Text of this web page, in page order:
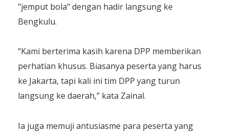
"jemput bola" dengan hadir langsung ke
Bengkulu.
​“Kami berterima kasih karena DPP memberikan
perhatian khusus. Biasanya peserta yang harus
ke Jakarta, tapi kali ini tim DPP yang turun
langsung ke daerah,” kata Zainal.
​Ia juga memuji antusiasme para peserta yang